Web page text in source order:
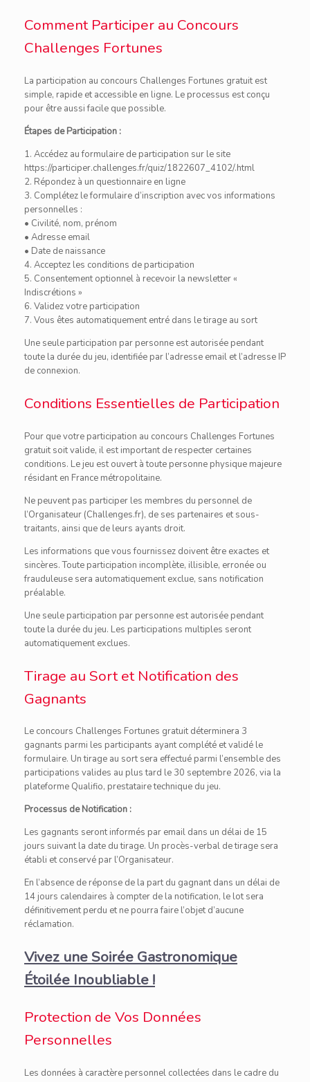
Comment Participer au Concours
Challenges Fortunes
La participation au concours Challenges Fortunes gratuit est
simple, rapide et accessible en ligne. Le processus est conçu
pour être aussi facile que possible.
Étapes de Participation :
1. Accédez au formulaire de participation sur le site
https://participer.challenges.fr/quiz/1822607_4102/.html
2. Répondez à un questionnaire en ligne
3. Complétez le formulaire d’inscription avec vos informations
personnelles :
• Civilité, nom, prénom
• Adresse email
• Date de naissance
4. Acceptez les conditions de participation
5. Consentement optionnel à recevoir la newsletter «
Indiscrétions »
6. Validez votre participation
7. Vous êtes automatiquement entré dans le tirage au sort
Une seule participation par personne est autorisée pendant
toute la durée du jeu, identifiée par l’adresse email et l’adresse IP
de connexion.
Conditions Essentielles de Participation
Pour que votre participation au concours Challenges Fortunes
gratuit soit valide, il est important de respecter certaines
conditions. Le jeu est ouvert à toute personne physique majeure
résidant en France métropolitaine.
Ne peuvent pas participer les membres du personnel de
l’Organisateur (Challenges.fr), de ses partenaires et sous-
traitants, ainsi que de leurs ayants droit.
Les informations que vous fournissez doivent être exactes et
sincères. Toute participation incomplète, illisible, erronée ou
frauduleuse sera automatiquement exclue, sans notification
préalable.
Une seule participation par personne est autorisée pendant
toute la durée du jeu. Les participations multiples seront
automatiquement exclues.
Tirage au Sort et Notification des
Gagnants
Le concours Challenges Fortunes gratuit déterminera 3
gagnants parmi les participants ayant complété et validé le
formulaire. Un tirage au sort sera effectué parmi l’ensemble des
participations valides au plus tard le 30 septembre 2026, via la
plateforme Qualifio, prestataire technique du jeu.
Processus de Notification :
Les gagnants seront informés par email dans un délai de 15
jours suivant la date du tirage. Un procès-verbal de tirage sera
établi et conservé par l’Organisateur.
En l’absence de réponse de la part du gagnant dans un délai de
14 jours calendaires à compter de la notification, le lot sera
définitivement perdu et ne pourra faire l’objet d’aucune
réclamation.
Vivez une Soirée Gastronomique
Étoilée Inoubliable !
Protection de Vos Données
Personnelles
Les données à caractère personnel collectées dans le cadre du